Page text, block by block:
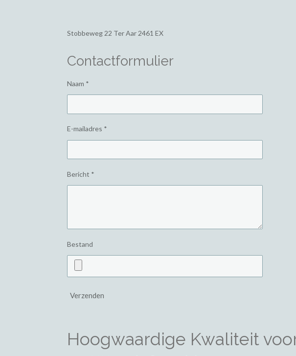
Stobbeweg 22 Ter Aar 2461 EX
Contactformulier
Naam *
E-mailadres *
Bericht *
Bestand
Verzenden
Hoogwaardige Kwaliteit